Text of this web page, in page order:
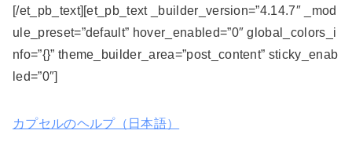
[/et_pb_text][et_pb_text _builder_version=”4.14.7″ _mod
ule_preset=”default” hover_enabled=”0″ global_colors_i
nfo=”{}” theme_builder_area=”post_content” sticky_enab
led=”0″]
カプセルのヘルプ（日本語）